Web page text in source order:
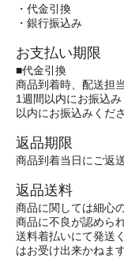
・代金引換
・銀行振込み
お支払い期限
■代金引換
商品到着時、配送担
1週間以内にお振込
以内にお振込みくだ
返品期限
商品到着当日にご返
返品送料
商品に関しては細心
商品に不良が認めら
送料着払いにて発送
はお受け出来かねま